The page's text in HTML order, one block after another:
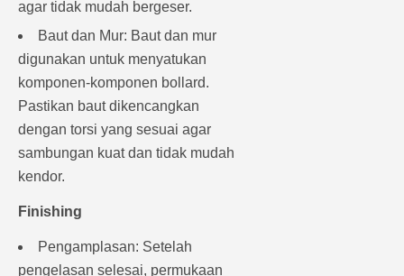
agar tidak mudah bergeser.
Baut dan Mur: Baut dan mur
digunakan untuk menyatukan
komponen-komponen bollard.
Pastikan baut dikencangkan
dengan torsi yang sesuai agar
sambungan kuat dan tidak mudah
kendor.
Finishing
Pengamplasan: Setelah
pengelasan selesai, permukaan